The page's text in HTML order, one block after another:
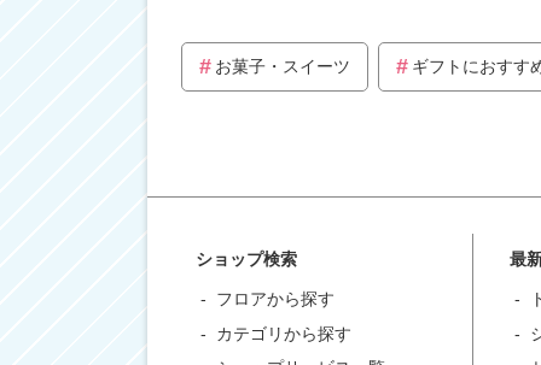
お菓子・スイーツ ギフトにおすす
ショップ検索
フロアから探す
カテゴリから探す
最